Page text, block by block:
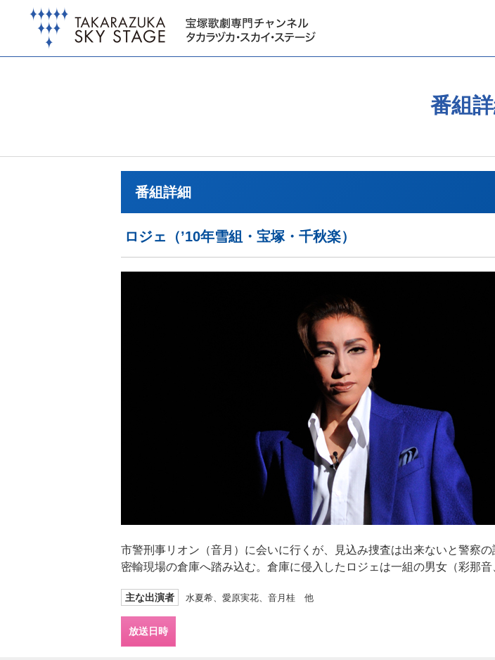
番組
番組詳細
ロジェ（’10年雪組・宝塚・千秋楽）
市警刑事リオン（音月）に会いに行くが、見込み捜査は出来ないと警察
密輸現場の倉庫へ踏み込む。倉庫に侵入したロジェは一組の男女（彩那
主な出演者 水夏希、愛原実花、音月桂 他
放送日時